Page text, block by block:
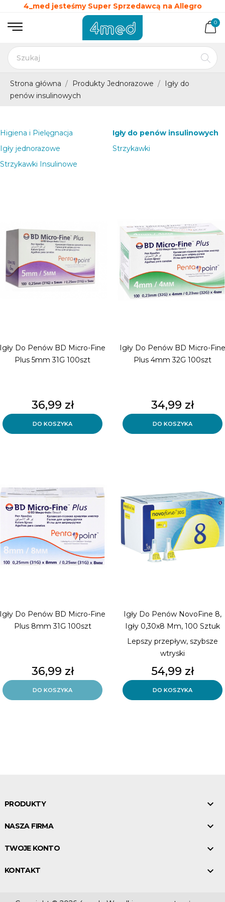
4_med jesteśmy Super Sprzedawcą na Allegro
0
Strona główna Produkty Jednorazowe
Igły do
penów insulinowych
Higiena i Pielęgnacja
Igły do penów insulinowych
Igły jednorazowe
Strzykawki
Strzykawki Insulinowe
Igły Do Penów BD Micro-Fine
Plus 5mm 31G 100szt
Cena
36,99 zł
DO KOSZYKA
Igły Do Penów BD Micro-Fine
Plus 4mm 32G 100szt
Cena
34,99 zł
DO KOSZYKA
Igły Do Penów BD Micro-Fine
Plus 8mm 31G 100szt
Cena
36,99 zł
DO KOSZYKA
Igły Do Penów NovoFine 8,
Igły 0,30x8 Mm, 100 Sztuk
Lepszy przepływ, szybsze
wtryski
Cena
54,99 zł
DO KOSZYKA
PRODUKTY 
NASZA FIRMA 
TWOJE KONTO 
KONTAKT 